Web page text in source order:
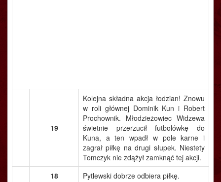
19
Kolejna składna akcja łodzian! Znowu
w roli głównej Dominik Kun i Robert
Prochownik. Młodzieżowiec Widzewa
świetnie przerzucił futbolówkę do
Kuna, a ten wpadł w pole karne i
zagrał piłkę na drugi słupek. Niestety
Tomczyk nie zdążył zamknąć tej akcji.
18
Pytlewski dobrze odbiera piłkę.